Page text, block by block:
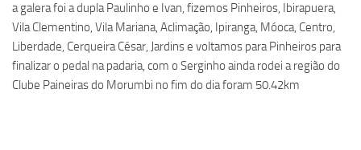
a galera foi a dupla Paulinho e Ivan, fizemos Pinheiros, Ibirapuera,
Vila Clementino, Vila Mariana, Aclimação, Ipiranga, Móoca, Centro,
Liberdade, Cerqueira César, Jardins e voltamos para Pinheiros para
finalizar o pedal na padaria, com o Serginho ainda rodei a região do
Clube Paineiras do Morumbi no fim do dia foram 50.42km